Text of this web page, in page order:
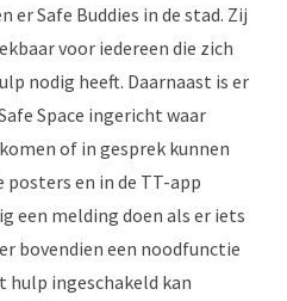
er Safe Buddies in de stad. Zij
voor iedereen die zich
nodig heeft. Daarnaast is er
Space ingericht waar
of in gesprek kunnen
posters en in de TT-app
een melding doen als er iets
bovendien een noodfunctie
hulp ingeschakeld kan